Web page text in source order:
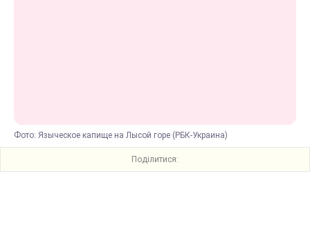
Фото: Языческое капище на Лысой горе (РБК-Украина)
Поділитися: